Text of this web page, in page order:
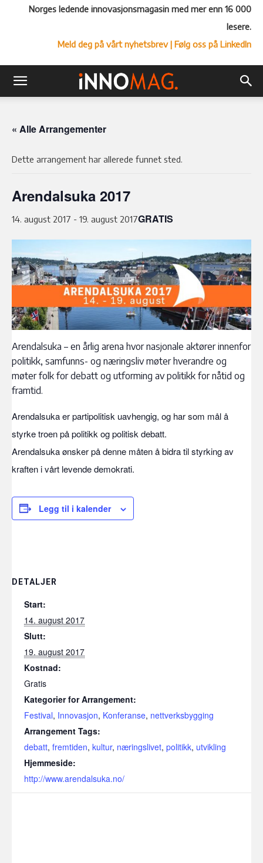
Norges ledende innovasjonsmagasin med mer enn 16 000
lesere.
Meld deg på vårt nyhetsbrev| Følg oss på LinkedIn
« Alle Arrangementer
Dette arrangement har allerede funnet sted.
Arendalsuka 2017
14. august 2017 - 19. august 2017GRATIS
Arendalsuka – en årlig arena hvor nasjonale aktører innenfor
politikk, samfunns- og næringsliv møter hverandre og
møter folk for debatt og utforming av politikk for nåtid og
framtid.
Arendalsuka er partipolitisk uavhengig, og har som mål å
styrke troen på politikk og politisk debatt.
Arendalsuka ønsker på denne måten å bidra til styrking av
kraften i vårt levende demokrati.
Legg til i kalender
DETALJER
Start:
14. august 2017
Slutt:
19. august 2017
Kostnad:
Gratis
Kategorier for Arrangement:
Festival, Innovasjon, Konferanse, nettverksbygging
Arrangement Tags:
debatt, fremtiden, kultur, næringslivet, politikk, utvikling
Hjemmeside:
http://www.arendalsuka.no/